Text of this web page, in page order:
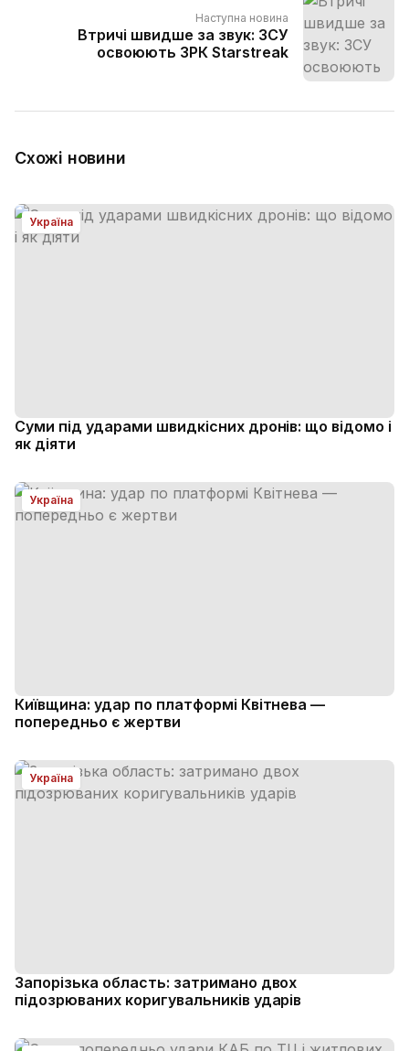
Наступна новина
Втричі швидше за звук: ЗСУ
освоюють ЗРК Starstreak
Схожі новини
Україна
Суми під ударами швидкісних дронів: що відомо і
як діяти
Україна
Київщина: удар по платформі Квітнева —
попередньо є жертви
Україна
Запорізька область: затримано двох
підозрюваних коригувальників ударів